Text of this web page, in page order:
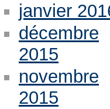
janvier
décembre
2015
novembre
2015